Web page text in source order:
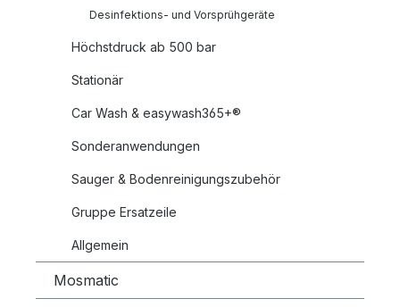
Desinfektions- und Vorsprühgeräte
Höchstdruck ab 500 bar
Stationär
Car Wash & easywash365+®
Sonderanwendungen
Sauger & Bodenreinigungszubehör
Gruppe Ersatzeile
Allgemein
Mosmatic